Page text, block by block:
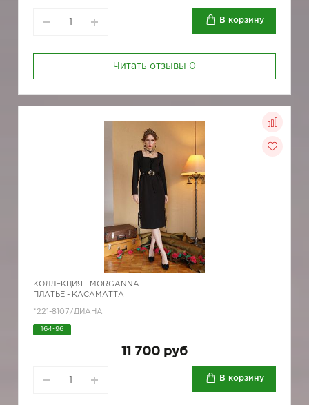
В корзину
Читать отзывы 0
КОЛЛЕКЦИЯ - MORGANNA
ПЛАТЬЕ - КАСАМАТТА
*221-8107/ДИАНА
164-96
11 700 руб
В корзину